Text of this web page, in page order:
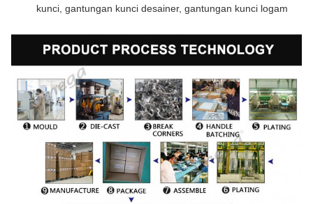
kunci, gantungan kunci desainer, gantungan kunci logam